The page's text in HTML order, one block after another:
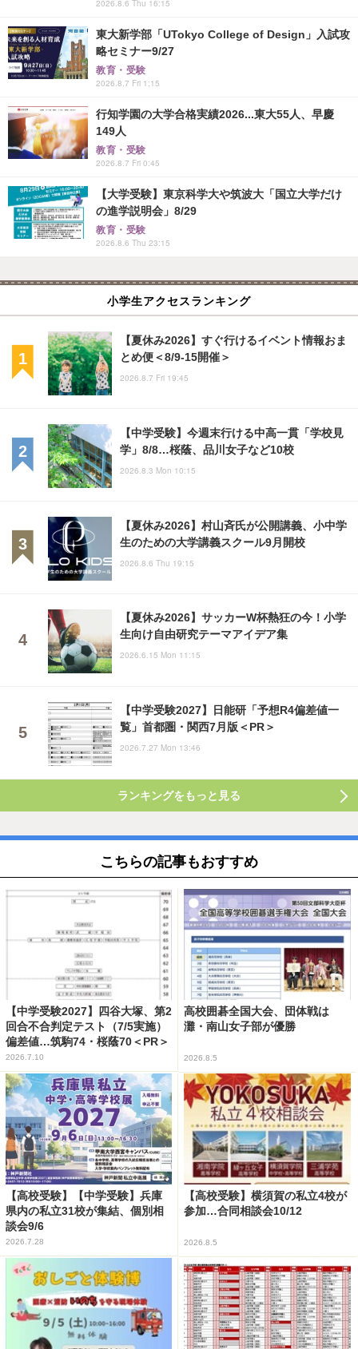
2026.8.6 Thu 16:15
東大新学部「UTokyo College of Design」入試攻
略セミナー9/27
教育・受験
2026.8.7 Fri 1:15
行知学園の大学合格実績2026...東大55人、早慶
149人
教育・受験
2026.8.7 Fri 0:45
【大学受験】東京科学大や筑波大「国立大学だけ
の進学説明会」8/29
教育・受験
2026.8.6 Thu 23:15
小学生アクセスランキング
【夏休み2026】すぐ行けるイベント情報おま
とめ便＜8/9-15開催＞
2026.8.7 Fri 19:45
【中学受験】今週末行ける中高一貫「学校見
学」8/8…桜蔭、品川女子など10校
2026.8.3 Mon 10:15
【夏休み2026】村山斉氏が公開講義、小中学
生のための大学講義スクール9月開校
2026.8.6 Thu 19:15
【夏休み2026】サッカーW杯熱狂の今！小学
生向け自由研究テーマアイデア集
2026.6.15 Mon 11:15
【中学受験2027】日能研「予想R4偏差値一
覧」首都圏・関西7月版＜PR＞
2026.7.27 Mon 13:46
ランキングをもっと見る
こちらの記事もおすすめ
【中学受験2027】四谷大塚、第2
回合不合判定テスト（7/5実施）
偏差値…筑駒74・桜蔭70＜PR＞
2026.7.10
高校囲碁全国大会、団体戦は
灘・南山女子部が優勝
2026.8.5
【高校受験】【中学受験】兵庫
県内の私立31校が集結、個別相
談会9/6
2026.7.28
【高校受験】横須賀の私立4校が
参加…合同相談会10/12
2026.8.5